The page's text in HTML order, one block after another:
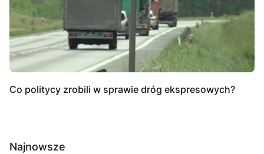
Co politycy zrobili w sprawie dróg ekspresowych?
Najnowsze